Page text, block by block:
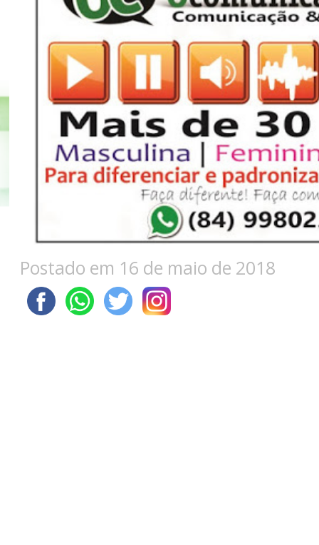
Postado em 16 de maio de 2018